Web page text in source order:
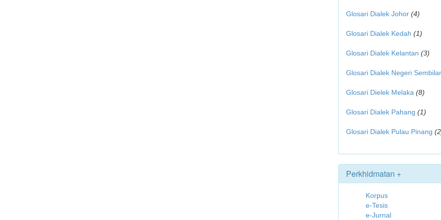
Glosari Dialek Johor (4)
Glosari Dialek Kedah (1)
Glosari Dialek Kelantan (3)
Glosari Dialek Negeri
Glosari Dielek Melaka (8)
Glosari Dialek Pahang (1)
Glosari Dialek Pulau Pinang
Perkhidmatan +
Korpus
e-Tesis
e-Jurnal